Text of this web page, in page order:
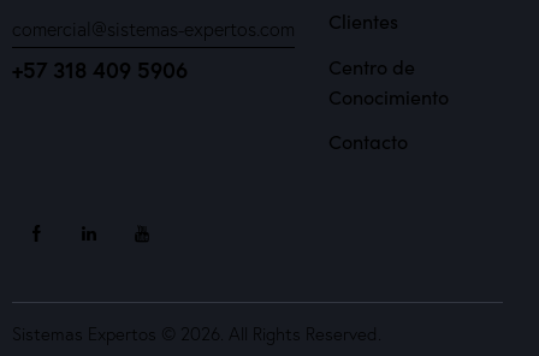
comercial@sistemas-expertos.com
+57 318 409 5906
Clientes
Centro de
Conocimiento
Contacto
Sistemas Expertos © 2026. All Rights Reserved.